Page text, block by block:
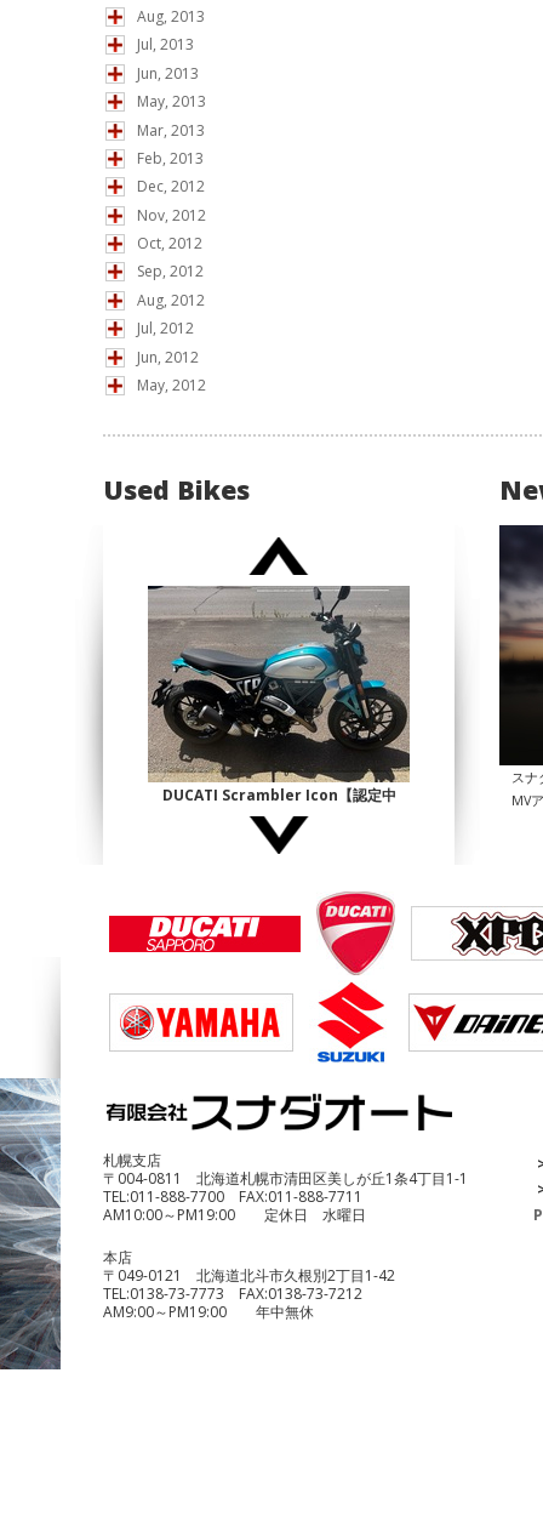
Aug, 2013
Jul, 2013
Jun, 2013
May, 2013
Mar, 2013
Feb, 2013
Dec, 2012
Nov, 2012
Oct, 2012
Sep, 2012
Aug, 2012
Jul, 2012
Jun, 2012
May, 2012
Used Bikes
DUCATI Scrambler Icon【認定中
古】
¥1,140,000
¥690,000
スナ
MV
札幌支店
〒004-0811 北海道札幌市清田区美しが丘1条4丁目1-1
TEL:011-888-7700 FAX:011-888-7711
AM10:00～PM19:00 定休日 水曜日
本店
〒049-0121 北海道北斗市久根別2丁目1-42
TEL:0138-73-7773 FAX:0138-73-7212
AM9:00～PM19:00 年中無休